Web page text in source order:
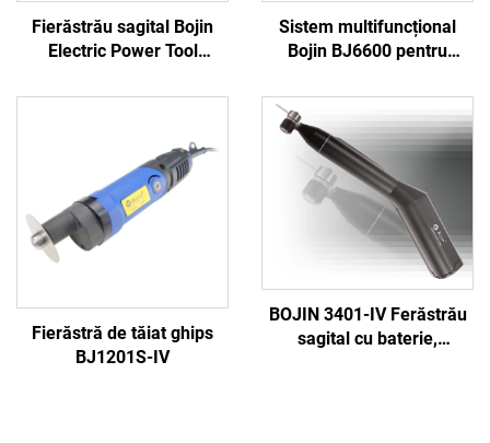
Fierăstrău sagital Bojin
Electric Power Tool
sistemul ortopedic de
traumatisme 5000
Sistem multifuncțional
Bojin BJ6600 pentru
aparat chirurgical
universal pentru găurit,
tăiat și strâns șuruburi,
pentru chirurgie
traumatică și articulară
Fierăstră de tăiat ghips
BJ1201S-IV
BOJIN 3401-IV Ferăstrău
sagital cu baterie,